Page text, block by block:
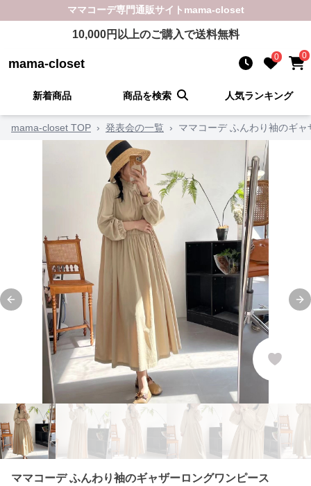
ママコーデ専門通販サイト mama-closet
10,000円以上のご購入で送料無料
mama-closet 0 0
新着商品 商品を検索 人気ランキング
mama-closet TOP › 発表会の一覧 › ママコーデ ふんわり袖のギ
Previous slide
ママコーデ ふんわり袖のギャザーロングワンピース